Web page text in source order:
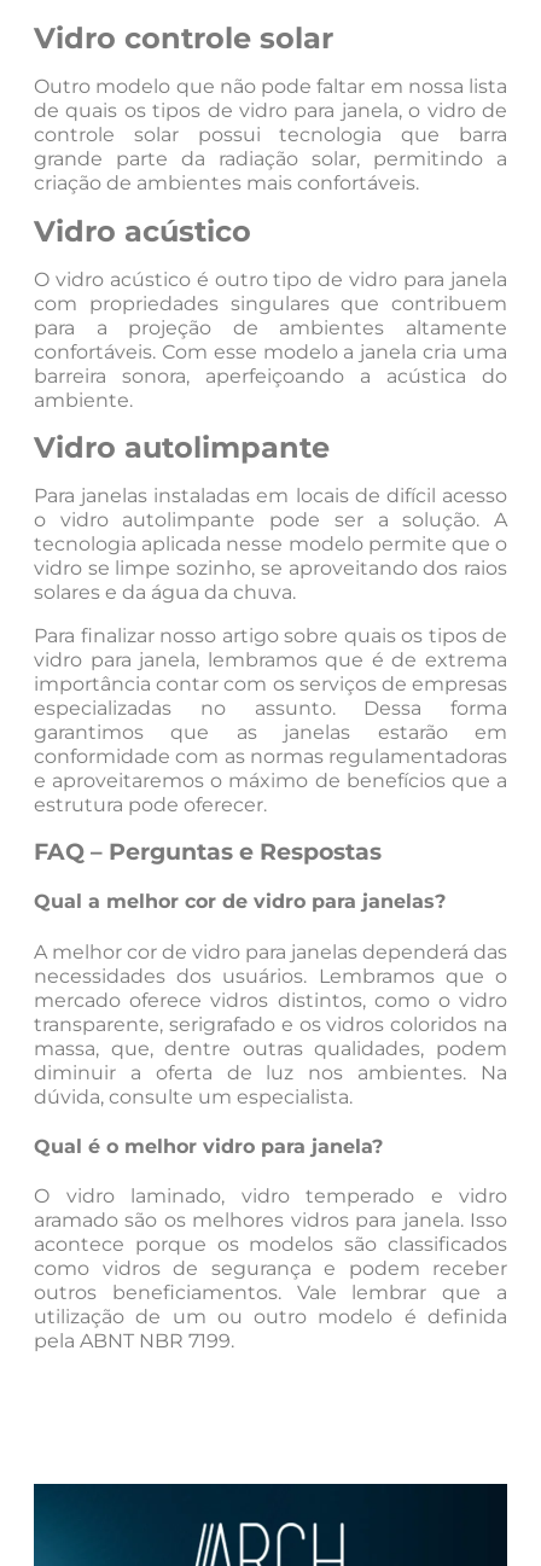
Vidro controle solar
Outro modelo que não pode faltar em nossa lista
de quais os tipos de vidro para janela, o vidro de
controle solar possui tecnologia que barra
grande parte da radiação solar, permitindo a
criação de ambientes mais confortáveis.
Vidro acústico
O vidro acústico é outro tipo de vidro para janela
com propriedades singulares que contribuem
para a projeção de ambientes altamente
confortáveis. Com esse modelo a janela cria uma
barreira sonora, aperfeiçoando a acústica do
ambiente.
Vidro autolimpante
Para janelas instaladas em locais de difícil acesso
o vidro autolimpante pode ser a solução. A
tecnologia aplicada nesse modelo permite que o
vidro se limpe sozinho, se aproveitando dos raios
solares e da água da chuva.
Para finalizar nosso artigo sobre quais os tipos de
vidro para janela, lembramos que é de extrema
importância contar com os serviços de empresas
especializadas no assunto. Dessa forma
garantimos que as janelas estarão em
conformidade com as normas regulamentadoras
e aproveitaremos o máximo de benefícios que a
estrutura pode oferecer.
FAQ – Perguntas e Respostas
Qual a melhor cor de vidro para janelas?
A melhor cor de vidro para janelas dependerá das
necessidades dos usuários. Lembramos que o
mercado oferece vidros distintos, como o vidro
transparente, serigrafado e os vidros coloridos na
massa, que, dentre outras qualidades, podem
diminuir a oferta de luz nos ambientes. Na
dúvida, consulte um especialista.
Qual é o melhor vidro para janela?
O vidro laminado, vidro temperado e vidro
aramado são os melhores vidros para janela. Isso
acontece porque os modelos são classificados
como vidros de segurança e podem receber
outros beneficiamentos. Vale lembrar que a
utilização de um ou outro modelo é definida
pela ABNT NBR 7199.